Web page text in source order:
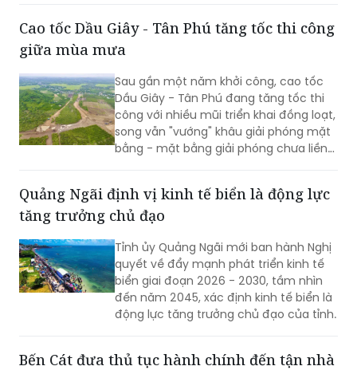
Cao tốc Dầu Giây - Tân Phú tăng tốc thi công
giữa mùa mưa
Sau gần một năm khởi công, cao tốc
Dầu Giây - Tân Phú đang tăng tốc thi
công với nhiều mũi triển khai đồng loạt,
song vẫn "vướng" khâu giải phóng mặt
bằng - mặt bằng giải phóng chưa liền
Quảng Ngãi định vị kinh tế biển là động lực
tăng trưởng chủ đạo
Tỉnh ủy Quảng Ngãi mới ban hành Nghị
quyết về đẩy mạnh phát triển kinh tế
biển giai đoạn 2026 - 2030, tầm nhìn
đến năm 2045, xác định kinh tế biển là
động lực tăng trưởng chủ đạo của tỉnh.
Bến Cát đưa thủ tục hành chính đến tận nhà